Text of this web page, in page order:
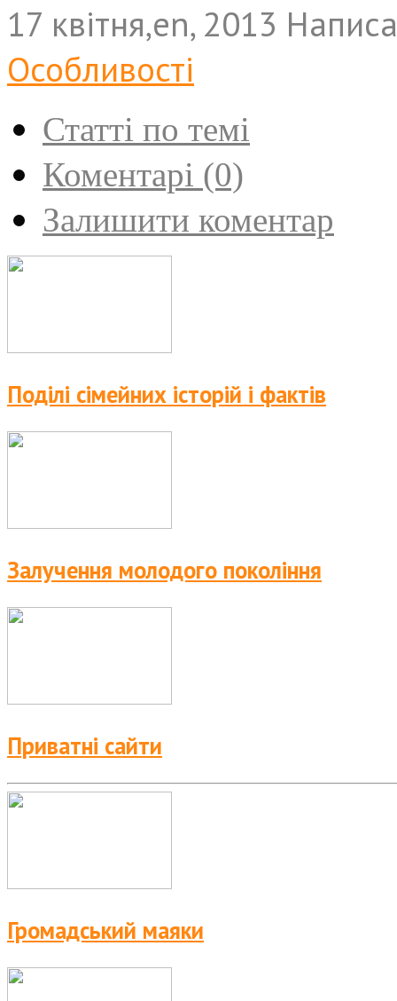
17 квітня,en, 2013
Особливості
Статті по темі
Коментарі (0)
Залишити коментар
Поділі сімейних історій і фактів
Залучення молодого покоління
Приватні сайти
Громадський маяки